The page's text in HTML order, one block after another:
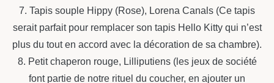
7. Tapis souple Hippy (Rose), Lorena Canals (Ce tapis
serait parfait pour remplacer son tapis Hello Kitty qui n’est
plus du tout en accord avec la décoration de sa chambre).
8. Petit chaperon rouge, Lilliputiens (les jeux de société
font partie de notre rituel du coucher, en ajouter un